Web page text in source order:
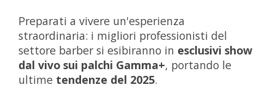
Preparati a vivere un'esperienza
straordinaria: i migliori professionisti del
settore barber si esibiranno in esclusivi show
dal vivo sui palchi Gamma+, portando le
ultime tendenze del 2025.